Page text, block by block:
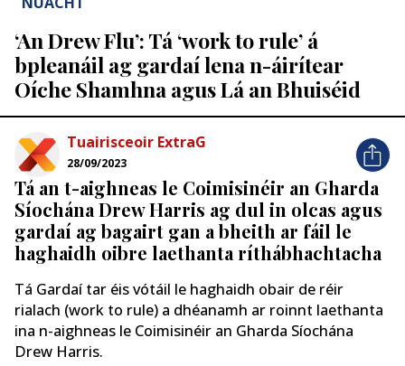
‘An Drew Flu’: Tá ‘work to rule’ á
bpleanáil ag gardaí lena n-áirítear
Oíche Shamhna agus Lá an Bhuiséid
Tuairisceoir ExtraG
28/09/2023
Tá an t-aighneas le Coimisinéir an Gharda
Síochána Drew Harris ag dul in olcas agus
gardaí ag bagairt gan a bheith ar fáil le
haghaidh oibre laethanta ríthábhachtacha
Tá Gardaí tar éis vótáil le haghaidh obair de réir
rialach (work to rule) a dhéanamh ar roinnt laethanta
ina n-aighneas le Coimisinéir an Gharda Síochána
Drew Harris.